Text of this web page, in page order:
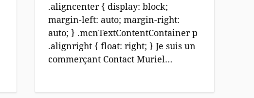
.aligncenter { display: block;
margin-left: auto; margin-right:
auto; } .mcnTextContentContainer p
.alignright { float: right; } Je suis un
commerçant Contact Muriel…